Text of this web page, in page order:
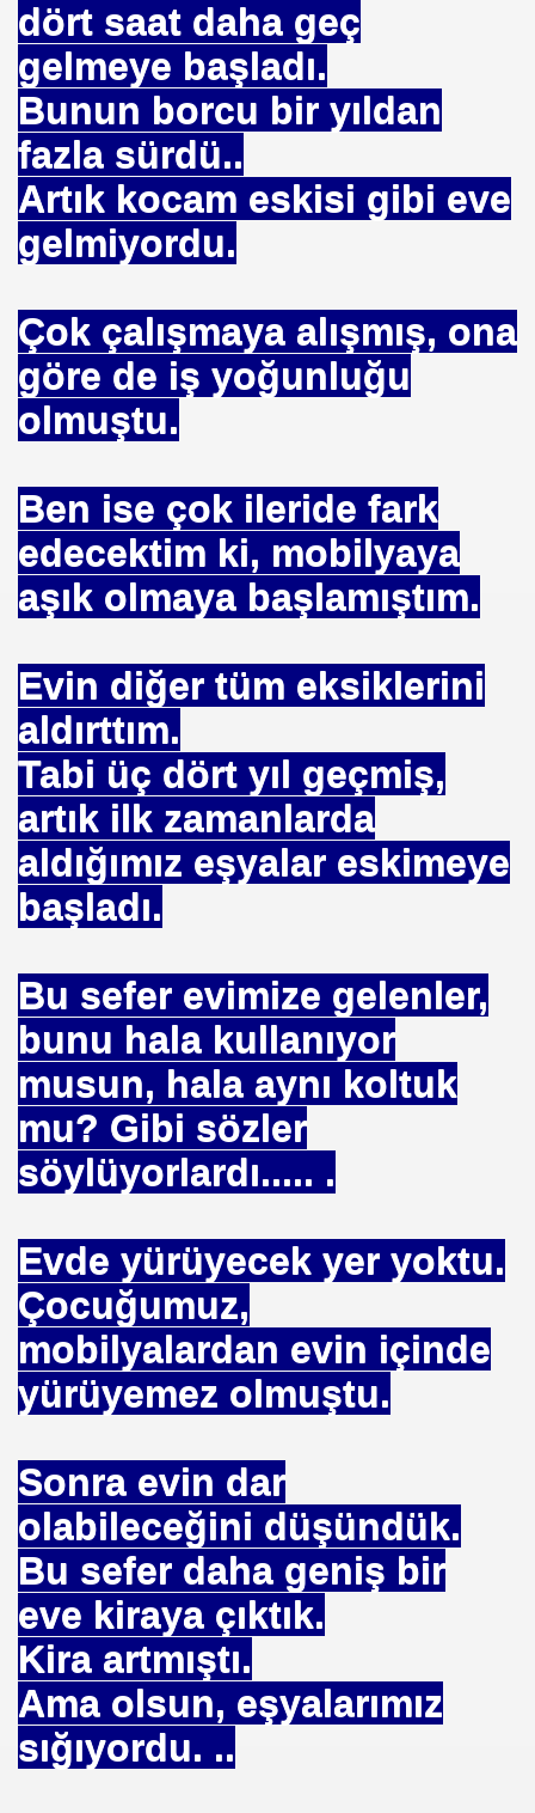
dört saat daha geç
gelmeye başladı.
Bunun borcu bir yıldan
fazla sürdü..
Artık kocam eskisi gibi eve
gelmiyordu.
Çok çalışmaya alışmış, ona
göre de iş yoğunluğu
olmuştu.
Ben ise çok ileride fark
edecektim ki, mobilyaya
aşık olmaya başlamıştım.
Evin diğer tüm eksiklerini
aldırttım.
Tabi üç dört yıl geçmiş,
artık ilk zamanlarda
aldığımız eşyalar eskimeye
başladı.
Bu sefer evimize gelenler,
bunu hala kullanıyor
musun, hala aynı koltuk
mu? Gibi sözler
söylüyorlardı..... .
Evde yürüyecek yer yoktu.
Çocuğumuz,
mobilyalardan evin içinde
yürüyemez olmuştu.
Sonra evin dar
olabileceğini düşündük.
Bu sefer daha geniş bir
eve kiraya çıktık.
Kira artmıştı.
Ama olsun, eşyalarımız
sığıyordu. ..
Mücadele Derneği
ERDEMi
?
VAKFI
İSMAİL TOPKAR